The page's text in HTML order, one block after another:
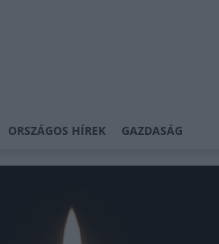
ORSZÁGOS HÍREK GAZDASÁG